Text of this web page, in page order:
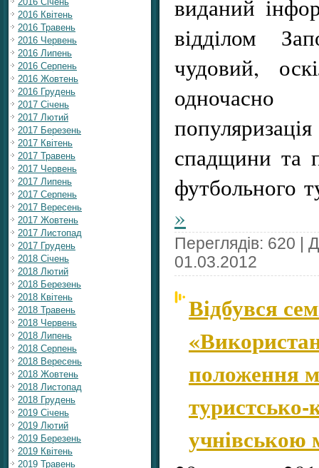
2016 Квітень
2016 Травень
2016 Червень
2016 Липень
2016 Серпень
2016 Жовтень
2016 Грудень
2017 Січень
2017 Лютий
2017 Березень
2017 Квітень
2017 Травень
2017 Червень
2017 Липень
2017 Серпень
2017 Вересень
2017 Жовтень
2017 Листопад
2017 Грудень
2018 Січень
2018 Лютий
2018 Березень
2018 Квітень
2018 Травень
2018 Червень
2018 Липень
2018 Серпень
2018 Вересень
2018 Жовтень
2018 Листопад
2018 Грудень
2019 Січень
2019 Лютий
2019 Березень
2019 Квітень
2019 Травень
виданий
відділом
чудовий,
спадщини та
футбольного
»
Переглядів: 620 |
01.03.2012
Відбувся
положення
туристсько-
учнівською